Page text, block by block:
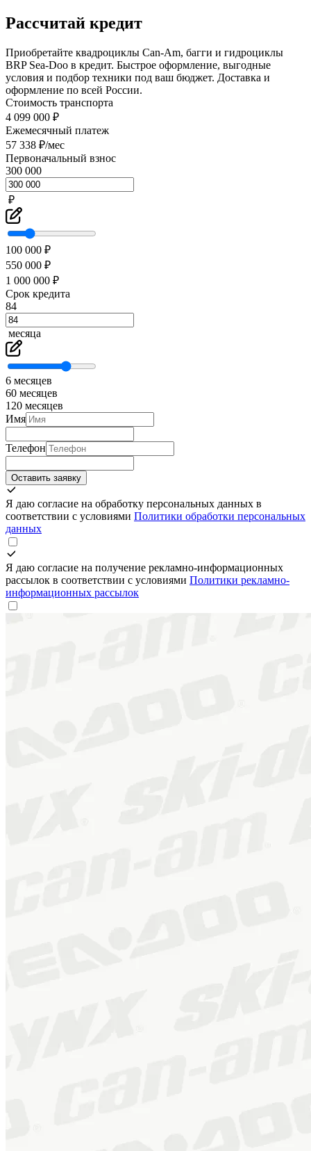
Рассчитай кредит
Приобретайте квадроциклы Can-Am, багги и гидроциклы
BRP Sea-Doo в кредит. Быстрое оформление, выгодные
условия и подбор техники под ваш бюджет. Доставка и
оформление по всей России.
Стоимость транспорта
4 099 000 ₽
Ежемесячный платеж
57 338 ₽/мес
Первоначальный взнос
300 000
₽
100 000 ₽
550 000 ₽
1 000 000 ₽
Срок кредита
84
месяца
6 месяцев
60 месяцев
120 месяцев
Имя
Телефон
Оставить заявку
Я даю согласие на обработку персональных данных в
соответствии с условиями Политики обработки персональных
данных
Я даю согласие на получение рекламно-информационных
рассылок в соответствии с условиями Политики рекламно-
информационных рассылок